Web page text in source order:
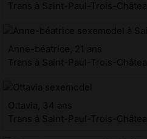
Trans à Saint-Paul-Trois-
Anne-béatrice, 21 ans
Trans à Saint-Paul-Trois-
Ottavia, 34 ans
Trans à Saint-Paul-Trois-